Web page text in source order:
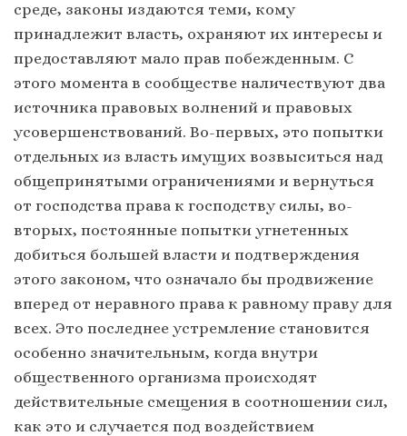
среде, законы издаются теми, кому
принадлежит власть, охраняют их интересы и
предоставляют мало прав побежденным. С
этого момента в сообществе наличествуют два
источника правовых волнений и правовых
усовершенствований. Во-первых, это попытки
отдельных из власть имущих возвыситься над
общепринятыми ограничениями и вернуться
от господства права к господству силы, во-
вторых, постоянные попытки угнетенных
добиться большей власти и подтверждения
этого законом, что означало бы продвижение
вперед от неравного права к равному праву для
всех. Это последнее устремление становится
особенно значительным, когда внутри
общественного организма происходят
действительные смещения в соотношении сил,
как это и случается под воздействием